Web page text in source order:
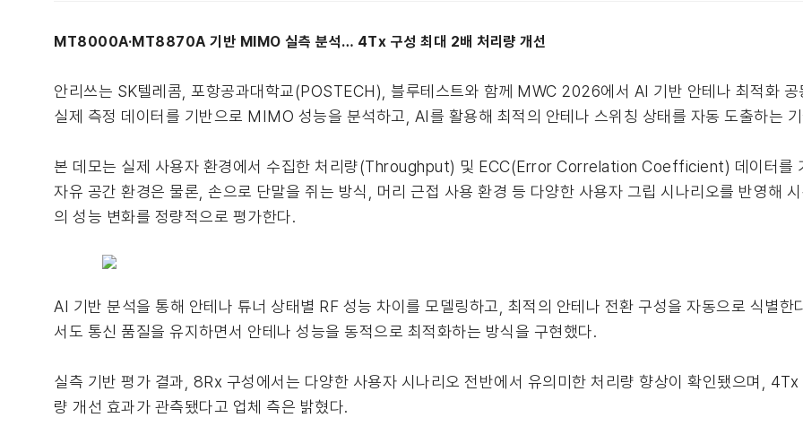
MT8000A·MT8870A 기반 MIMO 실측 분석… 4Tx 구성 최대 2배 처리량 개선
안리쓰는 SK텔레콤, 포항공과대학교(POSTECH), 블루테스트와 함께 MWC 2026에서 AI 기반 안테나 최적화 공
실제 측정 데이터를 기반으로 MIMO 성능을 분석하고, AI를 활용해 최적의 안테나 스위칭 상태를 자동 도출하는
본 데모는 실제 사용자 환경에서 수집한 처리량(Throughput) 및 ECC(Error Correlation Coefficient) 데이터를
자유 공간 환경은 물론, 손으로 단말을 쥐는 방식, 머리 근접 사용 환경 등 다양한 사용자 그립 시나리오를 반영해
의 성능 변화를 정량적으로 평가한다.
AI 기반 분석을 통해 안테나 튜너 상태별 RF 성능 차이를 모델링하고, 최적의 안테나 전환 구성을 자동으로 식별한
서도 통신 품질을 유지하면서 안테나 성능을 동적으로 최적화하는 방식을 구현했다.
실측 기반 평가 결과, 8Rx 구성에서는 다양한 사용자 시나리오 전반에서 유의미한 처리량 향상이 확인됐으며,
량 개선 효과가 관측됐다고 업체 측은 밝혔다.